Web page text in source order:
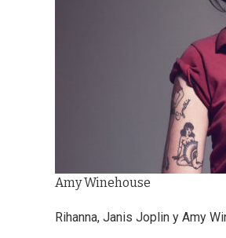
Amy Winehouse
Rihanna, Janis Joplin y Amy